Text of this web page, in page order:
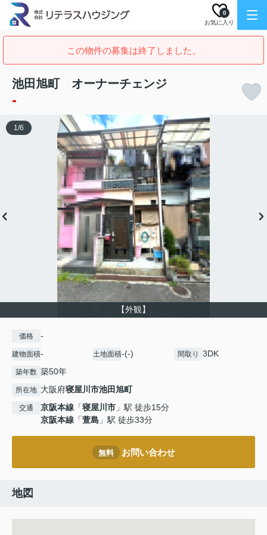
お気に入り
0
この物件の募集は終了しました。
池田旭町 オーナーチェンジ
-
【外観】
1/6
価格 -
建物面積- 土地面積-(-) 間取り 3DK
築年数 築50年
所在地 大阪府寝屋川市池田旭町
交通 京阪本線 「寝屋川市 」駅 徒歩15分
京阪本線 「萱島 」駅 徒歩33分
無料 お問い合わせ
地図